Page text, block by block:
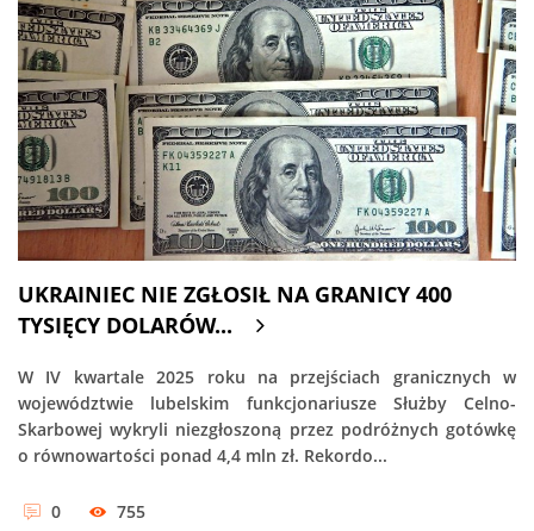
UKRAINIEC NIE ZGŁOSIŁ NA GRANICY 400
TYSIĘCY DOLARÓW...
W IV kwartale 2025 roku na przejściach granicznych w
województwie lubelskim funkcjonariusze Służby Celno-
Skarbowej wykryli niezgłoszoną przez podróżnych gotówkę
o równowartości ponad 4,4 mln zł. Rekordo...
0 755